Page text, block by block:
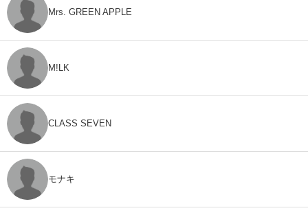
Mrs. GREEN APPLE
M!LK
CLASS SEVEN
モナキ